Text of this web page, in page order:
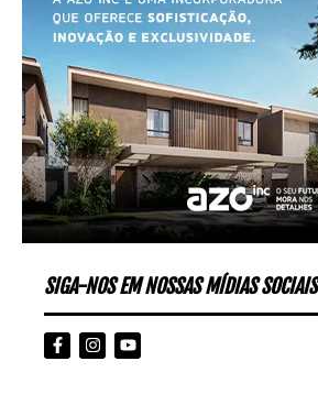
SIGA-NOS EM NOSSAS MÍDIAS SOCIAIS